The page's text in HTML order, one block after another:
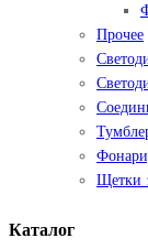
Прочее
Щетки
Каталог